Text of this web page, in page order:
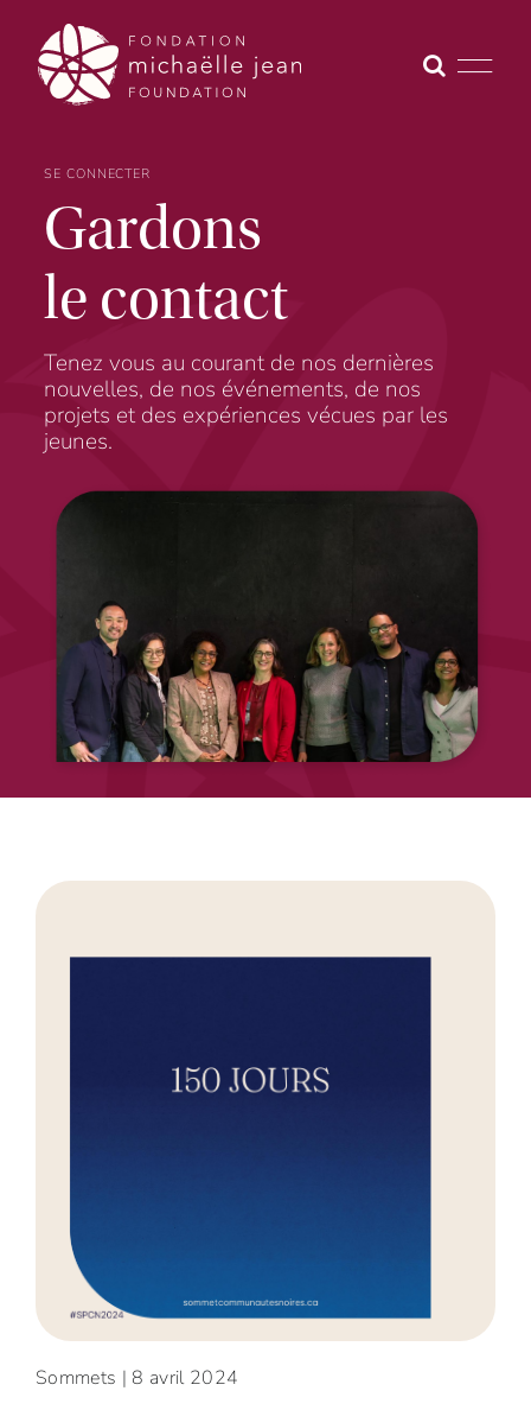
content
Gardons
le contact
Tenez vous au courant de nos dernières
nouvelles, de nos événements, de nos
projets et des expériences vécues par les
jeunes.
SE CONNECTER
Sommets | 8 avril 2024